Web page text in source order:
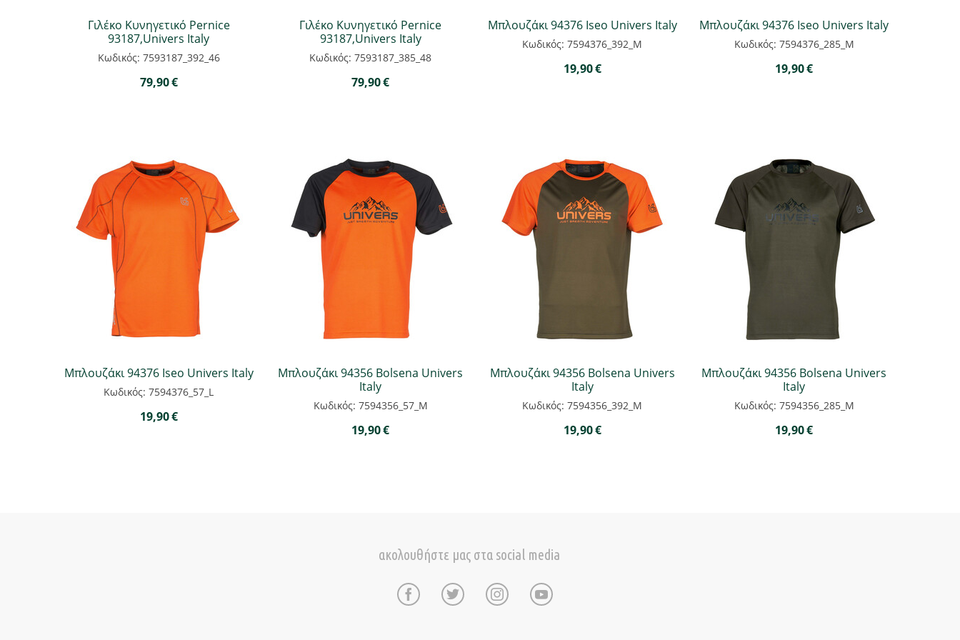
Γιλέκο Κυνηγετικό Pernice
93187,Univers Italy
Κωδικός: 7593187_392_46
79,90€
Γιλέκο Κυνηγετικό Pernice
93187,Univers Italy
Κωδικός: 7593187_385_48
79,90€
Μπλουζάκι 94376 Iseo Univers Italy
Κωδικός: 7594376_392_M
19,90€
Μπλουζάκι 94376 Iseo Univers Italy
Κωδικός: 7594376_285_M
19,90€
Μπλουζάκι 94376 Iseo Univers Italy
Κωδικός: 7594376_57_L
19,90€
Μπλουζάκι 94356 Bolsena Univers
Italy
Κωδικός: 7594356_57_M
19,90€
Μπλουζάκι 94356 Bolsena Univers
Italy
Κωδικός: 7594356_392_M
19,90€
Μπλουζάκι 94356 Bolsena Univers
Italy
Κωδικός: 7594356_285_M
19,90€
ακολουθήστε μας στα social media